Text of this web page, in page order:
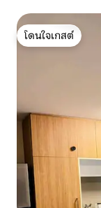
โดนใจเกสต์
โดนใจเกสต์